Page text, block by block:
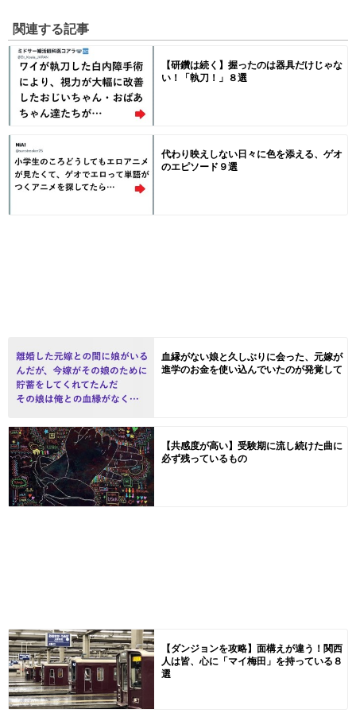
関連する記事
【研鑽は続く】握ったのは器具だけじゃな
い！「執刀！」８選
代わり映えしない日々に色を添える、ゲオ
のエピソード９選
血縁がない娘と久しぶりに会った、元嫁が
進学のお金を使い込んでいたのが発覚して
【共感度が高い】受験期に流し続けた曲に
必ず残っているもの
【ダンジョンを攻略】面構えが違う！関西
人は皆、心に「マイ梅田」を持っている８
選